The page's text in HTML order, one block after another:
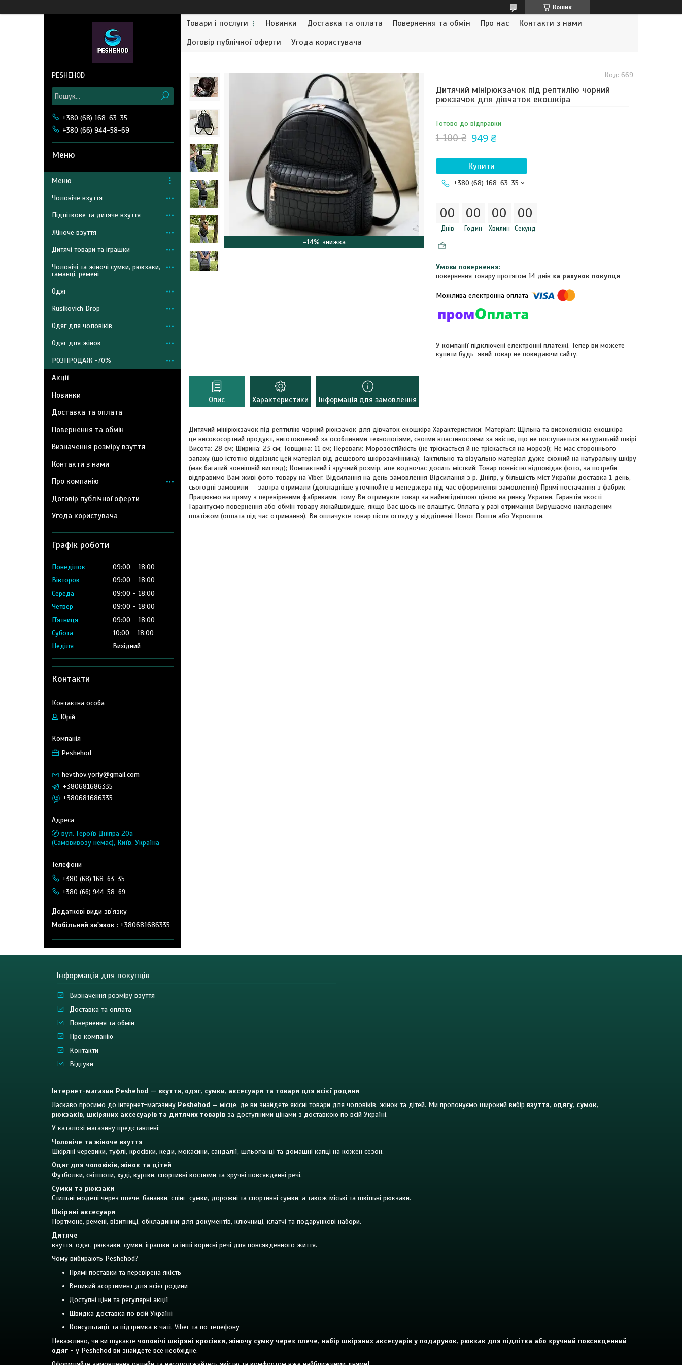
Кошик
Товари і послуги Новинки Доставка та оплата Повернення та обмін Про нас
Контакти з нами
Договір публічної оферти
Угода користувача
–14%
Дитячий мінірюкзачок під рептилію чорний
рюкзачок для дівчаток екошкіра
Готово до відправки
Код:669
1 100 ₴ 949 ₴
Купити
+380 (68) 168-63-35
00
Днів
00
Годин
00
Хвилин
00
Секунд
повернення товару протягом 14 днів за рахунок покупця
У компанії підключені електронні платежі. Тепер ви можете
купити будь-який товар не покидаючи сайту.
Опис Характеристики Інформація для замовлення
Дитячий мінірюкзачок під рептилію чорний рюкзачок для дівчаток екошкіра Характеристики: Матеріал: Щільна та високоякісна екошкіра —
це високосортний продукт, виготовлений за особливими технологіями, своїми властивостями за якістю, що не поступається натуральній шкірі
Висота: 28 см; Ширина: 23 см; Товщина: 11 см; Переваги: Морозостійкість (не тріскається й не тріскається на морозі); Не має стороннього
запаху (що істотно відрізняє цей матеріал від дешевого шкірозамінника); Тактильно та візуально матеріал дуже схожий на натуральну шкіру
(має багатий зовнішній вигляд); Компактний і зручний розмір, але водночас досить місткий; Товар повністю відповідає фото, за потреби
відправимо Вам живі фото товару на Viber. Відсилання на день замовлення Відсилання з р. Дніпр, у більшість міст України доставка 1 день,
сьогодні замовили — завтра отримали (докладніше уточнюйте в менеджера під час оформлення замовлення) Прямі постачання з фабрик
Працюємо на пряму з перевіреними фабриками, тому Ви отримуєте товар за найвигіднішою ціною на ринку України. Гарантія якості
Гарантуємо повернення або обмін товару якнайшвидше, якщо Вас щось не влаштує. Оплата у разі отримання Вирушаємо накладеним
платіжом (оплата під час отримання), Ви оплачуєте товар після огляду у відділенні Нової Пошти або Укрпошти.
PESHEHOD
+380 (68) 168-63-35
+380 (66) 944-58-69
Меню
Чоловіче взуття
Підліткове та дитяче взуття
Жіноче взуття
Дитячі товари та іграшки
Чоловічі та жіночі сумки, рюкзаки,
гаманці, ремені
Одяг
Rusikovich Drop
Одяг для чоловіків
Одяг для жінок
РОЗПРОДАЖ -70%
Акції
Новинки
Доставка та оплата
Повернення та обмін
Визначення розміру взуття
Контакти з нами
Про компанію
Договір публічної оферти
Угода користувача
Графік роботи
Понеділок 09:00
18:00
Вівторок
09:00
18:00
Середа
09:00
18:00
Четвер
09:00
18:00
Пʼятниця
09:00
18:00
Субота
10:00
18:00
Неділя
Вихідний
Контакти
Юрій
Peshehod
hevthov.yoriy@gmail.com
+380681686335
+380681686335
вул. Героїв Дніпра 20а
(Самовивозу немає), Київ, Україна
+380 (68) 168-63-35
+380 (66) 944-58-69
Мобільний зв'язок +380681686335
Інформація для покупців
Визначення розміру взуття
Доставка та оплата
Повернення та обмін
Про компанію
Контакти
Відгуки
Інтернет-магазин Peshehod — взуття, одяг, сумки, аксесуари та товари для всієї родини
Ласкаво просимо до інтернет-магазину Peshehod — місце, де ви знайдете якісні товари для чоловіків, жінок та дітей. Ми пропонуємо широкий вибір взуття, одягу, сумок,
рюкзаків, шкіряних аксесуарів та дитячих товарів за доступними цінами з доставкою по всій Україні.
У каталозі магазину представлені:
Чоловіче та жіноче взуття
Шкіряні черевики, туфлі, кросівки, кеди, мокасини, сандалії, шльопанці та домашні капці на кожен сезон.
Одяг для чоловіків, жінок та дітей
Футболки, світшоти, худі, куртки, спортивні костюми та зручні повсякденні речі.
Сумки та рюкзаки
Стильні моделі через плече, бананки, слінг-сумки, дорожні та спортивні сумки, а також міські та шкільні рюкзаки.
Шкіряні аксесуари
Портмоне, ремені, візитниці, обкладинки для документів, ключниці, клатчі та подарункові набори.
Дитяче
взуття, одяг, рюкзаки, сумки, іграшки та інші корисні речі для повсякденного життя.
Чому вибирають Peshehod?
Прямі поставки та перевірена якість
Великий асортимент для всієї родини
Доступні ціни та регулярні акції
Швидка доставка по всій Україні
Консультації та підтримка в чаті, Viber та по телефону
Неважливо, чи ви шукаєте чоловічі шкіряні кросівки, жіночу сумку через плече, набір шкіряних аксесуарів у подарунок, рюкзак для підлітка або зручний повсякденний
одяг - у Peshehod ви знайдете все необхідне.